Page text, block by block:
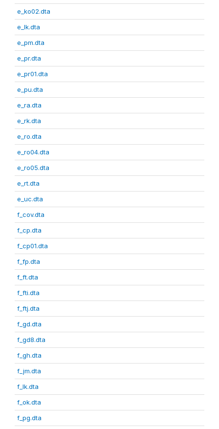
e_ko02.dta
e_lk.dta
e_pm.dta
e_pr.dta
e_pr01.dta
e_pu.dta
e_ra.dta
e_rk.dta
e_ro.dta
e_ro04.dta
e_ro05.dta
e_rt.dta
e_uc.dta
f_cov.dta
f_cp.dta
f_cp01.dta
f_fp.dta
f_ft.dta
f_fti.dta
f_ftj.dta
f_gd.dta
f_gd8.dta
f_gh.dta
f_jm.dta
f_lk.dta
f_ok.dta
f_pg.dta